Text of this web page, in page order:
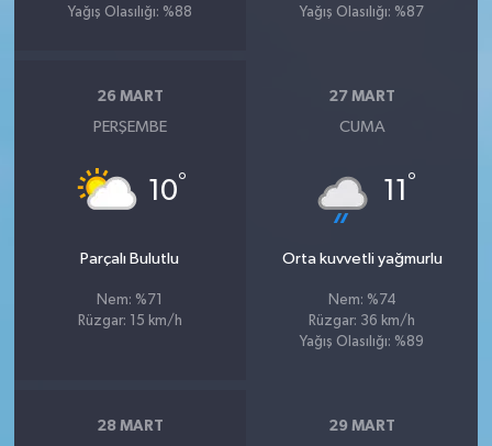
Yağış Olasılığı: %88 Yağış Olasılığı: %87
26 MART
PERŞEMBE
10°
Parçalı Bulutlu
Nem: %71
Rüzgar: 15 km/h
27 MART
CUMA
11 °
Orta kuvvetli yağmurlu
Nem: %74
Rüzgar: 36 km/h
Yağış Olasılığı: %89
28 MART 29 MART